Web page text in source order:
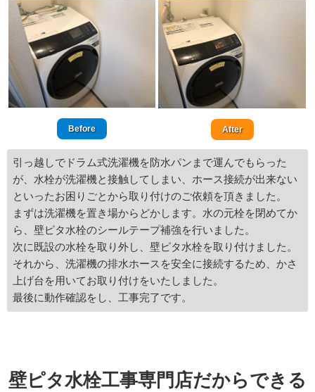
Before After
引っ越しでドラム式洗濯機を防水パンまで運んでもらった
が、水栓が洗濯機と接触してしまい、ホース接続が出来ない
といったお困りごとから取り付けのご依頼を頂きました。
まずは洗濯機を置き場からどかします。水の元栓を閉めてか
ら、壁ピタ水栓のシールテープ補強を行いました。
次に既設の水栓を取り外し、壁ピタ水栓を取り付けました。
それから、洗濯機の排水ホースを安全に接続するため、かさ
上げ台を用いてお取り付けをいたしました。
最後に動作確認をし、工事完了です。
壁ピタ水栓工事専門店だからできる